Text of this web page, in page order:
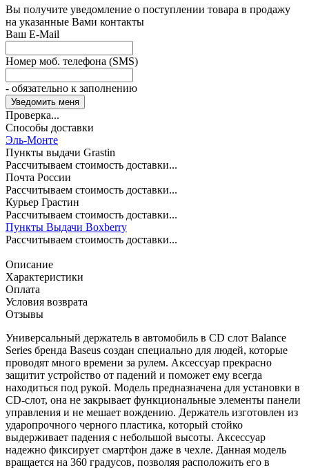
Вы получите уведомление о поступлении товара в продажу
на указанные Вами контакты
Ваш E-Mail
Номер моб. телефона (SMS)
- обязательно к заполнению
Проверка...
Способы доставки
Эль-Монте
Пункты выдачи Grastin
Рассчитываем стоимость доставки...
Почта России
Рассчитываем стоимость доставки...
Курьер Грастин
Рассчитываем стоимость доставки...
Пункты Выдачи Boxberry
Рассчитываем стоимость доставки...
Описание
Характеристики
Оплата
Условия возврата
Отзывы
Универсальный держатель в автомобиль в CD слот Balance
Series бренда Baseus создан специально для людей, которые
проводят много времени за рулем. Аксессуар прекрасно
защитит устройство от падений и поможет ему всегда
находиться под рукой. Модель предназначена для установки в
CD-слот, она не закрывает функциональные элементы панели
управления и не мешает вождению. Держатель изготовлен из
ударопрочного черного пластика, который стойко
выдерживает падения с небольшой высоты. Аксессуар
надежно фиксирует смартфон даже в чехле. Данная модель
вращается на 360 градусов, позволяя расположить его в